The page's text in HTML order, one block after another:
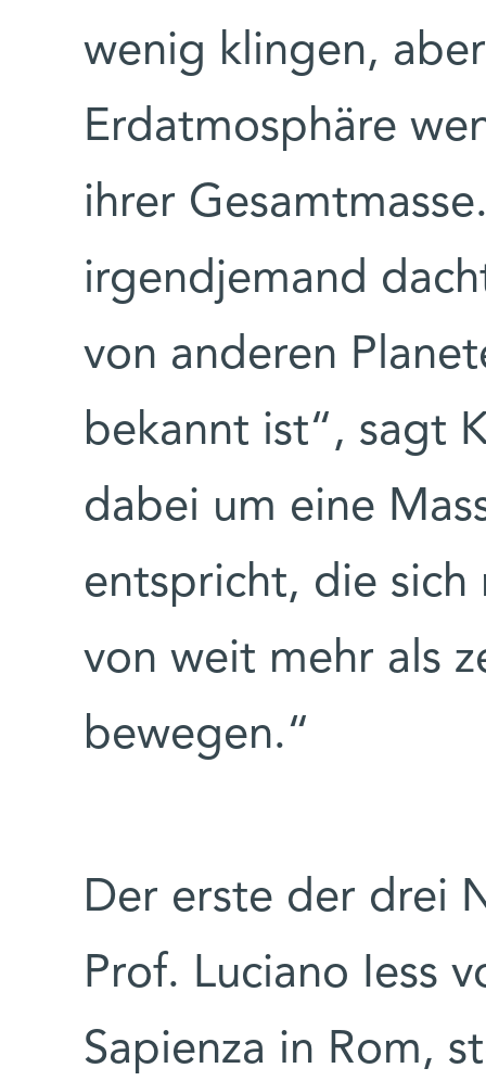
wenig klingen,
Erdatmosphäre
ihrer
irgendjemand
von anderen
bekannt ist“, sagt
dabei um eine
entspricht, die
von weit mehr als
bewegen.“
Der erste der drei
Prof. Luciano Iess
Sapienza in Rom,